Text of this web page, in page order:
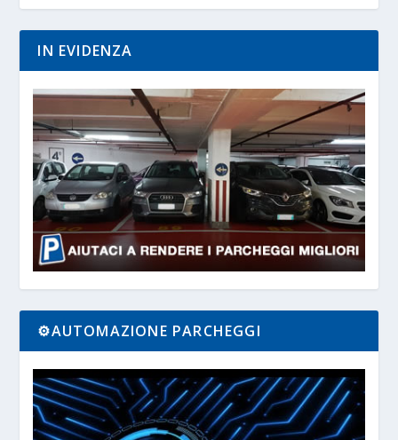
IN EVIDENZA
⚙️AUTOMAZIONE PARCHEGGI